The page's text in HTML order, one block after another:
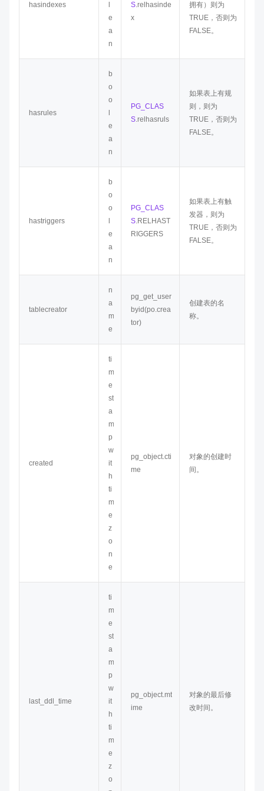
hasindexes
e
a
n
S.relhasinde
x
拥有）则为
TRUE，否则为
FALSE。
hasrules
b
o
o
e
a
n
PG_CLAS
S.relhasruls
如果表上有规
则，则为
TRUE，否则为
FALSE。
hastriggers
b
o
o
e
a
n
PG_CLAS
S.RELHAST
RIGGERS
如果表上有触
发器，则为
TRUE，否则为
FALSE。
tablecreator
n
a
m
e
pg_get_user
byid(po.crea
tor)
创建表的名
称。
created
ti
m
e
st
a
m
p
w
it
h
ti
m
e
z
o
n
e
pg_object.cti
me
对象的创建时
间。
last_ddl_time
ti
m
e
st
a
m
p
w
it
h
ti
m
e
z
o
pg_object.mt
ime
对象的最后修
改时间。